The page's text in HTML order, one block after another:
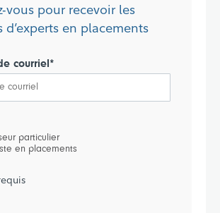
vous pour recevoir les
d’experts en placements
courriel*
particulier
en placements